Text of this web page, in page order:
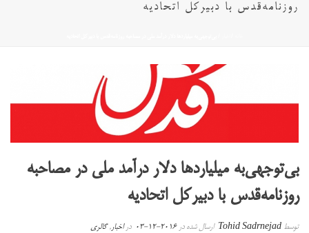
روزنامه‌قدس با دبیرکل اتحادیه
بی‌توجهی‌به میلیاردها دلار درآمد ملی در مصاحبه
روزنامه‌قدس با دبیرکل اتحادیه
توسط Tohid Sadrnejad ارسال شده در2016-12-03 دراخبار,گالری